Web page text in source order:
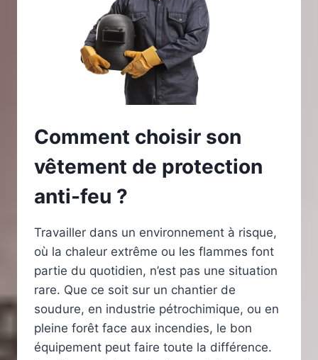
RENOUVELABLE
Comment choisir son
vêtement de protection
anti-feu ?
Travailler dans un environnement à risque,
où la chaleur extrême ou les flammes font
partie du quotidien, n’est pas une situation
rare. Que ce soit sur un chantier de
soudure, en industrie pétrochimique, ou en
pleine forêt face aux incendies, le bon
équipement peut faire toute la différence.